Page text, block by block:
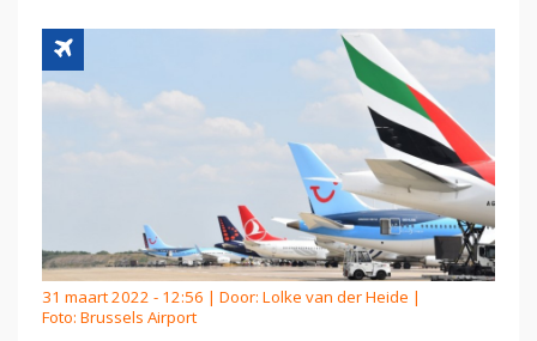
31 maart 2022 - 12:56 | Door: Lolke van der Heide |
Foto: Brussels Airport